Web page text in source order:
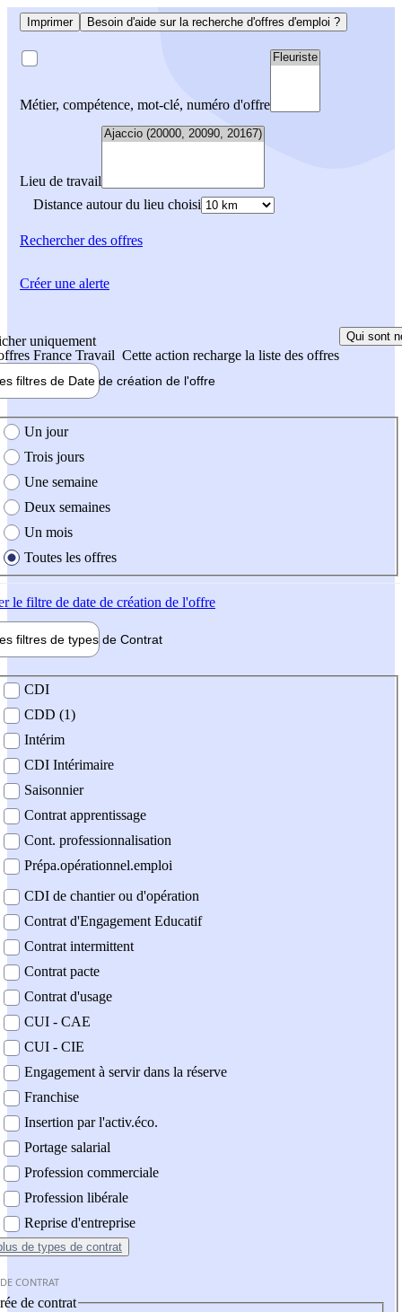
Imprimer Besoin d'aide sur la recherche d'offres d'emploi ?
Métier, compétence, mot-clé, numéro d'offre
Lieu de travail
Distance autour du lieu choisi
Rechercherdes offres
uniquement
France Travail Cette action recharge la liste des offres
Qui sont
filtres de Date de création de l'offre
création de l'offre
Un jour
Trois jours
Une semaine
Deux semaines
Un mois
Toutes les offres
le filtre de date de création de l'offre
filtres de types de Contrat
contrat
CDI
CDD (1)
Intérim
CDI Intérimaire
Saisonnier
Contrat apprentissage
Cont. professionnalisation
Prépa.opérationnel.emploi
CDI de chantier ou d'opération
Contrat d'Engagement Educatif
Contrat intermittent
Contrat pacte
Contrat d'usage
CUI - CAE
CUI - CIE
Engagement à servir dans la réserve
Franchise
Insertion par l'activ.éco.
Portage salarial
Profession commerciale
Profession libérale
Reprise d'entreprise
de types de contrat
CONTRAT
de contrat
Créer une alerte